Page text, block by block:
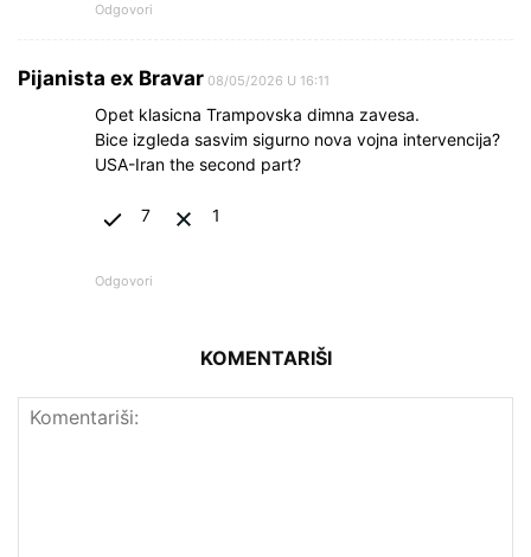
Odgovori
Pijanista ex Bravar 08/05/2026 U 16:11
Opet klasicna Trampovska dimna zavesa.
Bice izgleda sasvim sigurno nova vojna intervencija?
USA-Iran the second part?
7 1
Odgovori
KOMENTARIŠI